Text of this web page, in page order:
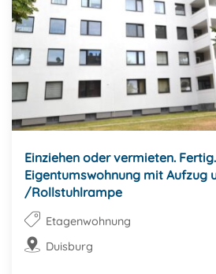
Einziehen oder vermieten.
Eigentumswohnung mit Aufzug
/Rollstuhlrampe
Etagenwohnung
Duisburg